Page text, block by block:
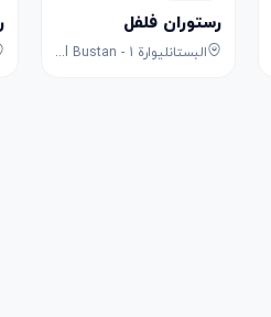
رستوران فلفل
البستانليوارة 1 - Al Bustan - ليوارة 1 - Ajman - United Arab Emirates